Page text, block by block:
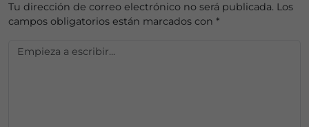
Tu dirección de correo electrónico no será publicada. Los
campos obligatorios están marcados con *